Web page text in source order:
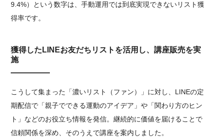
9.4%）という数字は、手動運用では到底実現できないリスト獲
得率です。
獲得したLINEお友だちリストを活用し、講座販売を実
施
こうして集まった「濃いリスト（ファン）」に対し、LINEの定
期配信で「親子でできる運動のアイデア」や「関わり方のヒン
ト」などのお役立ち情報を発信。継続的に価値を届けることで
信頼関係を深め、そのうえで講座を案内しました。